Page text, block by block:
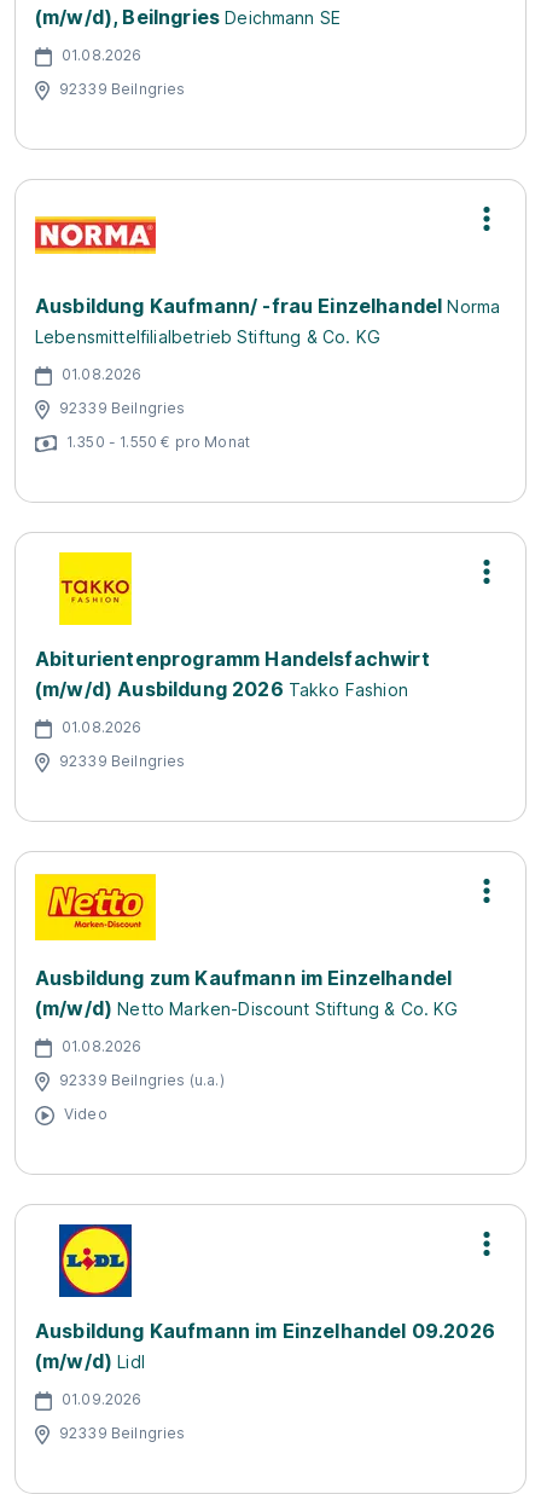
(m/w/d), Beilngries Deichmann SE
01.08.2026
92339 Beilngries
Ausbildung Kaufmann/ -frau Einzelhandel Norma
Lebensmittelfilialbetrieb Stiftung & Co. KG
01.08.2026
92339 Beilngries
1.350 - 1.550 € pro Monat
Abiturientenprogramm Handelsfachwirt
(m/w/d) Ausbildung 2026 Takko Fashion
01.08.2026
92339 Beilngries
Ausbildung zum Kaufmann im Einzelhandel
(m/w/d) Netto Marken-Discount Stiftung & Co. KG
01.08.2026
92339 Beilngries (u.a.)
Video
Ausbildung Kaufmann im Einzelhandel 09.2026
(m/w/d) Lidl
01.09.2026
92339 Beilngries